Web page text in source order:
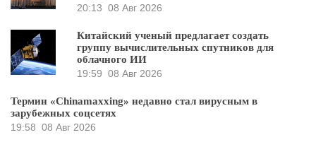
20:13 08 Авг 2026
Китайский ученый предлагает создать
группу вычислительных спутников для
облачного ИИ
19:59 08 Авг 2026
Термин «Chinamaxxing» недавно стал вирусным в
зарубежных соцсетях
19:58 08 Авг 2026